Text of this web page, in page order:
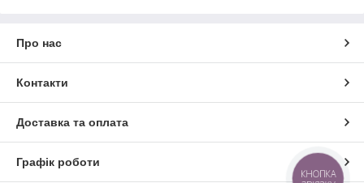
Про нас
Контакти
Доставка та оплата
Графік роботи
КНОПКА